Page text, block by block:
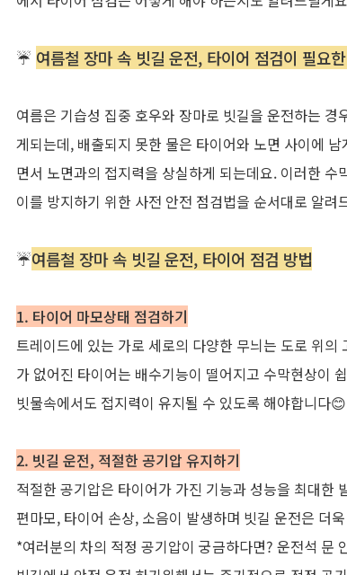
☔ 여름철 장마 속 빗길 운전, 타이어 점검이 필요
여름은 기습성 집중 호우와 장마로 빗길을 운전하는 경
게되는데, 배출되지 못한 물은 타이어와 노면 사이에 남
면서 노면과의 접지력을 상실하게 되는데요. 이러한 수
이를 방지하기 위한 사전 안전 점검법을 순서대로 알려
☔여름철 장마 속 빗길 운전, 타이어 점검 방법
1. 타이어 마모상태 점검하기
트레이드에 있는 가로 세로의 다양한 무늬는 도로 위의
가 없어진 타이어는 배수기능이 떨어지고 수막현상이
빗물속에서도 접지력이 유지될 수 있도록 해야합니다😊
2. 빗길 운전, 적절한 공기압 유지하기
적절한공기압은 타이어가 가진 기능과 성능을 최대한
편마모, 타이어 손상, 소음이 발생하며 빗길 운전은 더욱
*여러분의 차의 적정 공기압이 궁금하다면? 운전석 문